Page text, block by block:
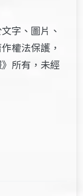
字、圖片、
權法保護，
所有，未經